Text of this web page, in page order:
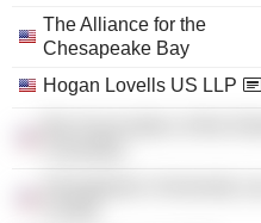
The Alliance for the
Chesapeake Bay
Hogan Lovells US LLP